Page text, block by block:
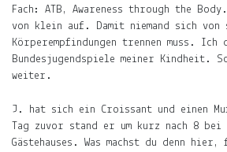
Deutschland.
Mehr
erfährst
Fach: ATB, Awareness through the
von klein auf. Damit niemand sich von
Körperempfindungen trennen muss. Ich
Bundesjugendspiele meiner Kindheit.
weiter.
J. hat sich ein Croissant und einen
Tag zuvor stand er um kurz nach 8 bei
Gästehauses. Was machst du denn